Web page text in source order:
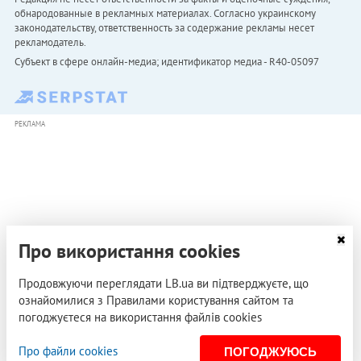
обнародованные в рекламных материалах. Согласно украинскому
законодательству, ответственность за содержание рекламы несет
рекламодатель.
Субъект в сфере онлайн-медиа; идентификатор медиа - R40-05097
РЕКЛАМА
Про використання cookies
Продовжуючи переглядати LB.ua ви підтверджуєте, що
ознайомилися з Правилами користування сайтом та
погоджуєтеся на використання файлів cookies
Про файли cookies ПОГОДЖУЮСЬ